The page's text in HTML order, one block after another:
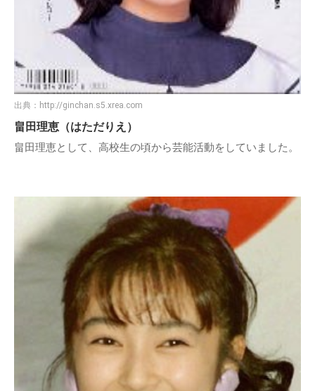
出典： http://ginchan.s5.xrea.com
畠田理恵（はただりえ）
畠田理恵として、高校生の頃から芸能活動をしていました。